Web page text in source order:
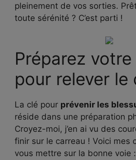
pleinement de vos sorties.
toute sérénité ? C’est parti !
Préparez
pour relever le
La clé pour prévenir les
réside dans une préparation
Croyez-moi, j’en ai vu des
finir sur le carreau ! Voici mes
vous mettre sur la bonne voie :